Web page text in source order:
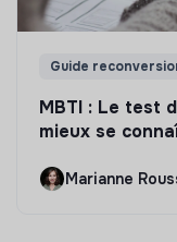
Guide
MBTI : Le test
mieux se
Marianne